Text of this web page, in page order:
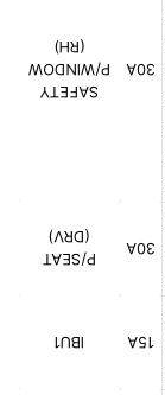
SAFETY
P/WINDOW
(RH)
30A
P/SEAT
(DRV)
30A
IBU1 15A